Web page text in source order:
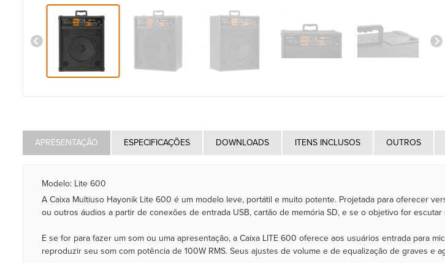
APRESENTAÇÃO ESPECIFICAÇÕES DOWNLOADS ITENS INCLUSOS OUTROS
Modelo: Lite 600
A Caixa Multiuso Hayonik Lite 600 é um modelo leve, portátil e muito potente. Projetada para oferecer
ou outros áudios a partir de conexões de entrada USB, cartão de memória SD, e se o objetivo for
E se for para fazer um som ou uma apresentação, a Caixa LITE 600 oferece aos usuários entrada para
reproduzir seu som com potência de 100W RMS. Seus ajustes de volume e de equalização de graves e